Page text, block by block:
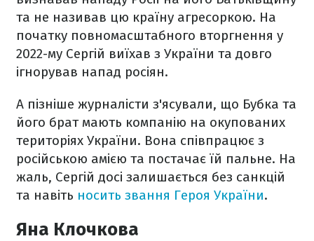
та не називав цю країну агресоркою. На
початку повномасштабного вторгнення у
2022-му Сергій виїхав з України та довго
ігнорував напад росіян.
А пізніше журналісти з'ясували, що Бубка та
його брат мають компанію на окупованих
територіях України. Вона співпрацює з
російською амією та постачає їй пальне. На
жаль, Сергій досі залишається без санкцій
та навіть носить звання Героя України.
Яна Клочкова